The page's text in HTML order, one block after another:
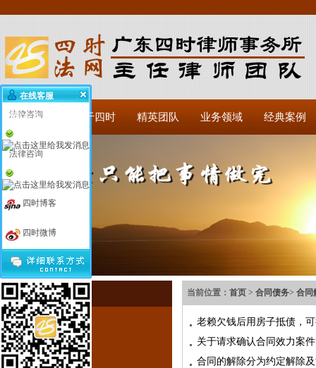
网站首页 关于四时 精英团队 业务领域 经典案例
合同债务
合同效力
合同解除
当前位置： 首页 > 合同债务> 合同
老赖欠钱后用房子抵债，
关于请求确认合同效力案
合同的解除分为约定解除
在线客服
法律咨询
法律咨询
四时博客
四时微博